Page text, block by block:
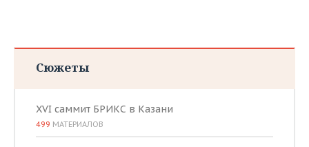
Сюжеты
XVI саммит БРИКС в Казани
499 МАТЕРИАЛОВ